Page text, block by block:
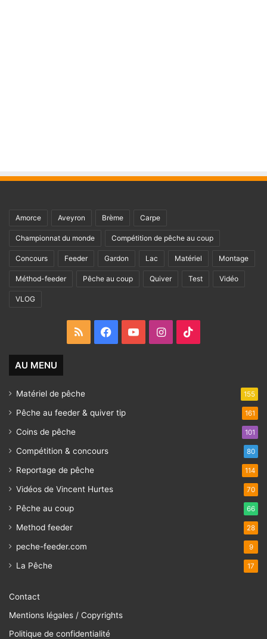
Amorce Aveyron Brème Carpe
Championnat du monde Compétition de pêche au coup
Concours Feeder Gardon Lac Matériel Montage
Méthod-feeder Pêche au coup Quiver Test Vidéo
VLOG
RSS FacebookYouTubeInstagram
AU MENU
Matériel de pêche 155
Pêche au feeder & quiver tip 161
Coins de pêche 101
Compétition & concours 80
Reportage de pêche 114
Vidéos de Vincent Hurtes 70
Pêche au coup 66
Method feeder 28
peche-feeder.com 9
La Pêche 17
Contact
Mentions légales / Copyrights
Politique de confidentialité